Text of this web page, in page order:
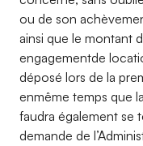
ou de son
ainsi que le montant
engagementde
déposé lors de la
enmême temps que
faudra également se
demande de